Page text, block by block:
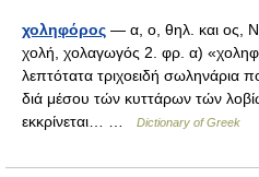
χοληφόρος — α, ο, θηλ. και ος, Ν
χολή, χολαγωγός 2. φρ. α)
λεπτότατα τριχοειδή σωληνάρια
διά μέσου τών κυττάρων τών
εκκρίνεται… …
Dictionary of Greek